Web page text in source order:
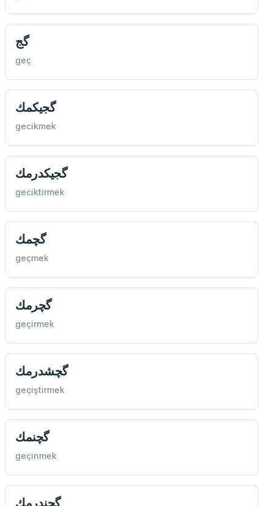
گج
geç
گجيكمك
gecikmek
گجيكدرمك
geciktirmek
گچمك
geçmek
گچرمك
geçirmek
گچشدرمك
geçiştirmek
گچنمك
geçinmek
گجندرمك